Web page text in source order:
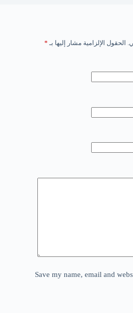
الحقول الإلزامية مشار إليها بـ *
Save my name, email and